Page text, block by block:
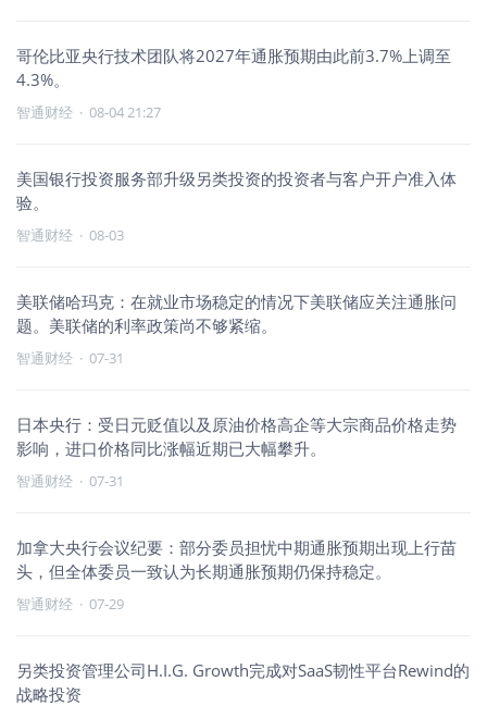
哥伦比亚央行技术团队将2027年通胀预期由此前3.7%上调至
4.3%。
智通财经 · 08-04 21:27
美国银行投资服务部升级另类投资的投资者与客户开户准入体
验。
智通财经 · 08-03
美联储哈玛克：在就业市场稳定的情况下美联储应关注通胀问
题。美联储的利率政策尚不够紧缩。
智通财经 · 07-31
日本央行：受日元贬值以及原油价格高企等大宗商品价格走势
影响，进口价格同比涨幅近期已大幅攀升。
智通财经 · 07-31
加拿大央行会议纪要：部分委员担忧中期通胀预期出现上行苗
头，但全体委员一致认为长期通胀预期仍保持稳定。
智通财经 · 07-29
另类投资管理公司H.I.G. Growth完成对SaaS韧性平台Rewind的
战略投资